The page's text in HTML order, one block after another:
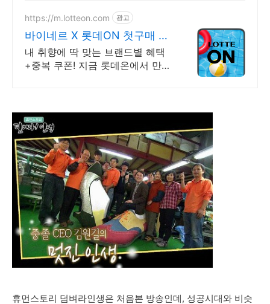
요.
https://m.lotteon.com 광고
바이네르 X 롯데ON 첫구매 최
대 5천원 혜택!
내 취향에 딱 맞는 브랜드별 혜택
+중복 쿠폰! 지금 롯데온에서 만나
휴먼스토리 덤벼라인생은 처음본 방송인데, 성공시대와 비슷